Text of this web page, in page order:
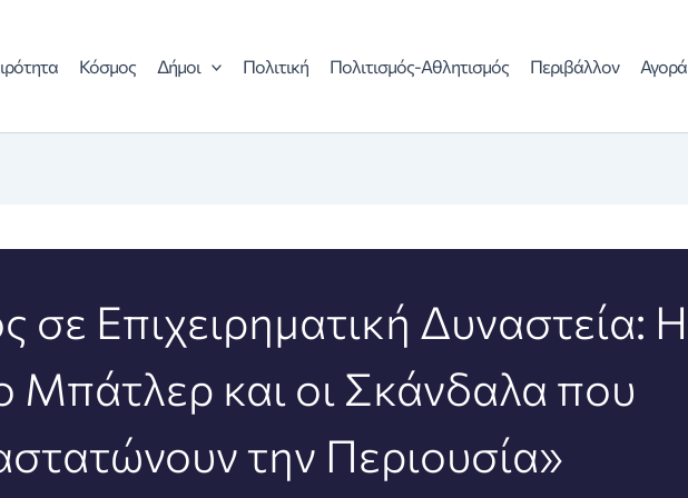
Κόσμος Δήμοι Πολιτική Πολιτισμός-Αθλητισμός Περιβάλλον Αγορά
σε Επιχειρηματική Δυναστεία: Η
Μπάτλερ και οι Σκάνδαλα που
την Περιουσία»